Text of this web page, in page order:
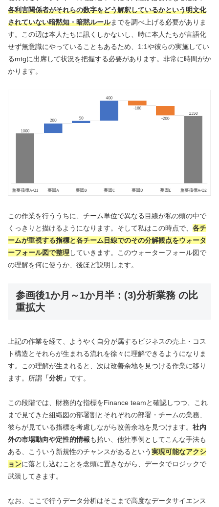
各利害関係者がそれらの数字をどう解釈しているかという明文化
されていない暗黙知・暗黙ルールまでを調べ上げる必要がありま
す。この辺は本人たちに訊くしかないし、時に本人たちが言語化
せず無意識にやっていることもあるため、1:1や彼らの実施してい
るmtgに出席して状況を把握する必要があります。非常に時間がか
かります。
この作業を行ううちに、チーム単位で異なる目線が私の頭の中で
くっきりと描けるようになります。そして私はこの時点で、 各チ
ームが重視する指標と各チーム目線でのその分解観点をウォータ
ーフォール図で整理していきます。このウォーターフォール図で
の理解を何に使うか、後ほど説明します。
参画後1か月～1か月半：(3)分析業務 の比
重拡大
上記の作業を経て、ようやく自分が属するビジネスの売上・コス
ト構造とそれらが生まれる流れを徐々に理解できるようになりま
す。この理解が生まれると、次は改善余地を見つける作業に移り
ます。所謂 「分析」 です。
この段階では、財務的な指標をFinance teamと確認しつつ、これ
まで見てきた組織図の部署割とそれぞれの部署・チームの業務、
彼らが見ている指標を考慮しながら改善余地を見つけます。 社内
外の市場動向や定性的情報も拾い、他社事例としてこんな手法も
ある、こういう新規性のチャンスがあるという実現可能なアクシ
ョンに落とし込むことを念頭に置きながら、データでロジックで
武装してきます。
なお、ここで行うデータ分析はそこまで高度なデータサイエンス